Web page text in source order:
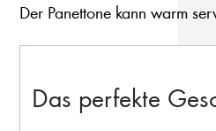
Der Panettone kann warm
Das perfekte